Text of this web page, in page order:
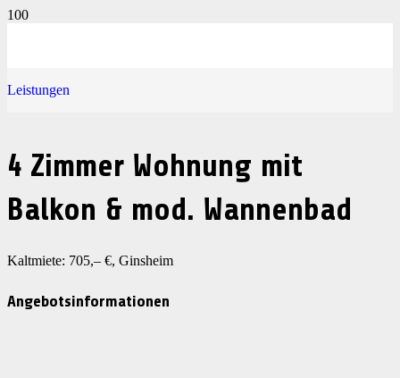
Leistungen
4 Zimmer Wohnung mit
Balkon & mod. Wannenbad
Kaltmiete: 705,– €, Ginsheim
Angebotsinformationen